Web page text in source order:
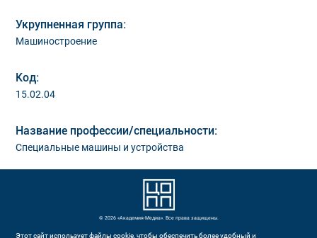
Укрупненная группа:
Машиностроение
Код:
15.02.04
Название профессии/специальности:
Специальные машины и устройства
© 2026 «Академия-Медиа». Все права защищены.
Этот сайт использует файлы cookie, чтобы обеспечить более удобный и